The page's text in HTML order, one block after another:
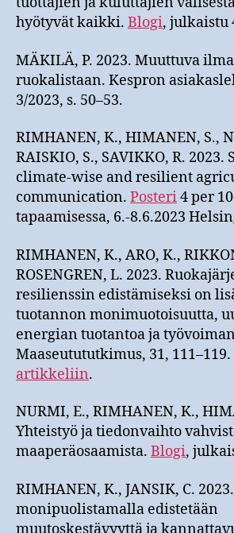
hyötyvät kaikki. Blogi, julkaistu
MÄKILÄ, P. 2023. Muuttuva
ruokalistaan. Kespron
3/2023, s. 50–53.
RIMHANEN, K., HIMANEN, S.,
RAISKIO, S., SAVIKKO, R. 2023.
climate-wise and resilient
communication. Posteri4 per
tapaamisessa, 6.-8.6.2023
RIMHANEN, K., ARO, K.,
ROSENGREN, L. 2023.
resilienssin edistämiseksi on
tuotannon monimuotoisuutta,
energian tuotantoa ja
Maaseutututkimus, 31, 111–119.
artikkeliin.
NURMI, E., RIMHANEN, K.,
Yhteistyö ja tiedonvaihto
maaperäosaamista. Blogi,
RIMHANEN, K., JANSIK, C.
monipuolistamalla edistetään
muutoskestävyyttä ja